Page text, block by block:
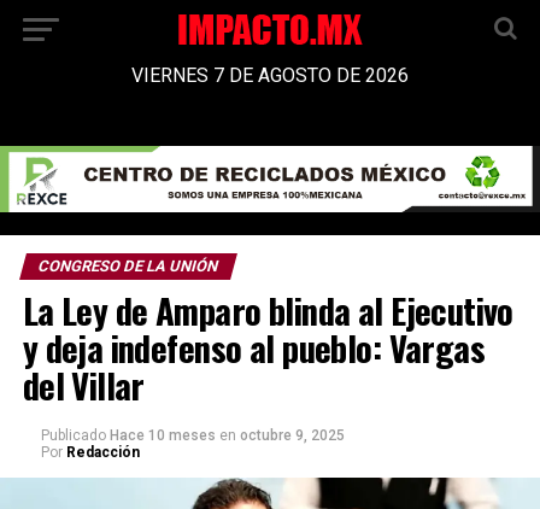
VIERNES 7 DE AGOSTO DE 2026
CONGRESO DE LA UNIÓN
La Ley de Amparo blinda al Ejecutivo
y deja indefenso al pueblo: Vargas
del Villar
Publicado Hace 10 meses en octubre 9, 2025
Por Redacción